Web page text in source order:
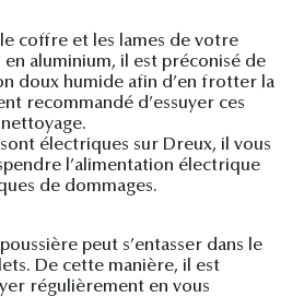
coffre et les lames de votre
en aluminium, il est préconisé de
doux humide afin d’en frotter la
recommandé d’essuyer ces
électriques sur Dreux, il vous
l’alimentation électrique
de dommages.
peut s’entasser dans le
De cette manière, il est
régulièrement en vous